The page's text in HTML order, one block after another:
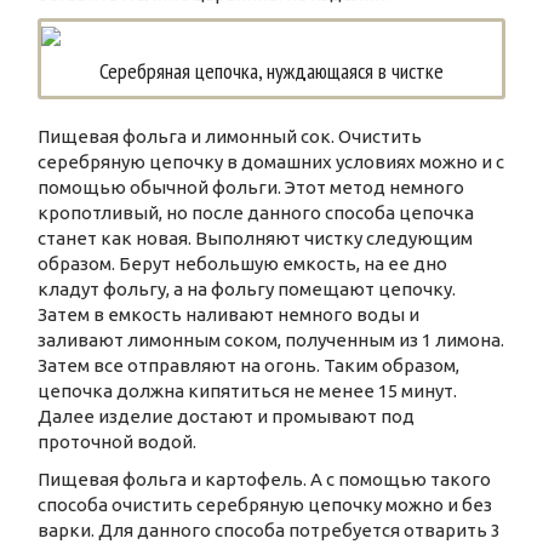
Серебряная цепочка, нуждающаяся в чистке
Пищевая фольга и лимонный сок. Очистить
серебряную цепочку в домашних условиях можно и с
помощью обычной фольги. Этот метод немного
кропотливый, но после данного способа цепочка
станет как новая. Выполняют чистку следующим
образом. Берут небольшую емкость, на ее дно
кладут фольгу, а на фольгу помещают цепочку.
Затем в емкость наливают немного воды и
заливают лимонным соком, полученным из 1 лимона.
Затем все отправляют на огонь. Таким образом,
цепочка должна кипятиться не менее 15 минут.
Далее изделие достают и промывают под
проточной водой.
Пищевая фольга и картофель. А с помощью такого
способа очистить серебряную цепочку можно и без
варки. Для данного способа потребуется отварить 3